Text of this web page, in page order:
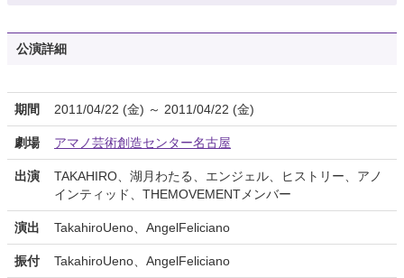
公演詳細
期間 2011/04/22 (金) ～ 2011/04/22 (金)
劇場 アマノ芸術創造センター名古屋
出演
TAKAHIRO、湖月わたる、エンジェル、ヒストリー、アノ
インティッド、THEMOVEMENTメンバー
演出 TakahiroUeno、AngelFeliciano
振付 TakahiroUeno、AngelFeliciano